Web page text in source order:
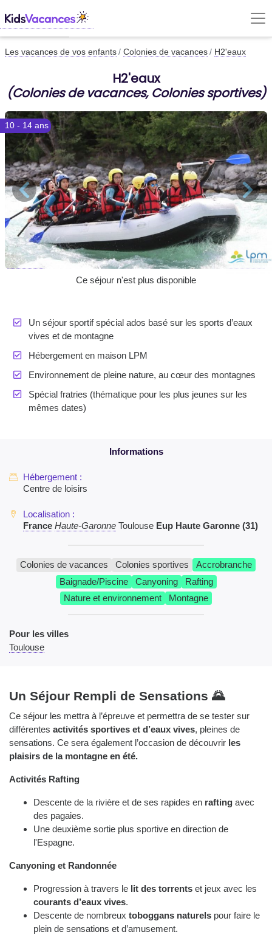
Les vacances de vos enfants Colonies de vacances H2'eaux
H2'eaux
(Colonies de vacances, Colonies sportives)
10 - 14 ans
Ce séjour n'est plus disponible
Un séjour sportif spécial ados basé sur les sports d’eaux
vives et de montagne
Hébergement en maison LPM
Environnement de pleine nature, au cœur des montagnes
Spécial fratries (thématique pour les plus jeunes sur les
mêmes dates)
Centre de loisirs
France Haute-Garonne Toulouse Eup Haute Garonne (31)
Colonies de vacances Colonies sportives
Accrobranche
Baignade/Piscine
Canyoning
Rafting
Nature et environnement
Montagne
Pour les villes
Toulouse
Un Séjour Rempli de Sensations 🌄
Ce séjour les mettra à l’épreuve et permettra de se tester sur
différentes activités sportives et d’eaux vives, pleines de
sensations. Ce sera également l’occasion de découvrir les
plaisirs de la montagne en été.
Activités Rafting
Descente de la rivière et de ses rapides en rafting avec
des pagaies.
Une deuxième sortie plus sportive en direction de
l'Espagne.
Canyoning et Randonnée
Progression à travers le lit des torrents et jeux avec les
courants d’eaux vives.
Descente de nombreux toboggans naturels pour faire le
plein de sensations et d’amusement.